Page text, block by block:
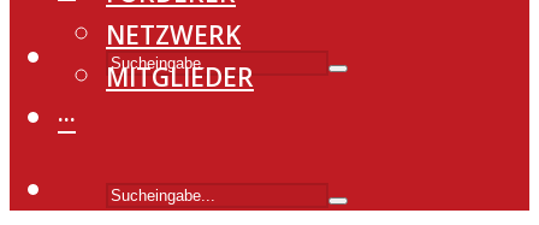
NETZWERK
MITGLIEDER
···